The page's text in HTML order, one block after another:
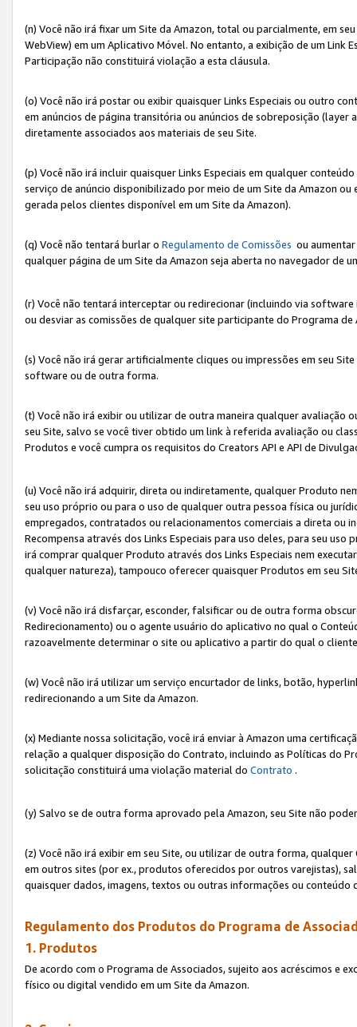
(n) Você não irá fixar um Site da Amazon, total ou parcialmente, em
WebView) em um Aplicativo Móvel. No entanto, a exibição de um Link
Participação não constituirá violação a esta cláusula.
(o) Você não irá postar ou exibir quaisquer Links Especiais ou outro
em anúncios de página transitória ou anúncios de sobreposição
diretamente associados aos materiais de seu Site.
(p) Você não irá incluir quaisquer Links Especiais em qualquer
serviço de anúncio disponibilizado por meio de um Site da Amazon
gerada pelos clientes disponível em um Site da Amazon).
(q) Você não tentará burlar o Regulamento de Comissões ou
qualquer página de um Site da Amazon seja aberta no navegador de
(r) Você não tentará interceptar ou redirecionar (incluindo via
ou desviar as comissões de qualquer site participante do Programa de
(s) Você não irá gerar artificialmente cliques ou impressões em seu
software ou de outra forma.
(t) Você não irá exibir ou utilizar de outra maneira qualquer avaliação
seu Site, salvo se você tiver obtido um link à referida avaliação ou
Produtos e você cumpra os requisitos do Creators API e API de
(u) Você não irá adquirir, direta ou indiretamente, qualquer Produto
seu uso próprio ou para o uso de qualquer outra pessoa física ou
empregados, contratados ou relacionamentos comerciais a direta ou
Recompensa através dos Links Especiais para uso deles, para seu
irá comprar qualquer Produto através dos Links Especiais nem
qualquer natureza), tampouco oferecer quaisquer Produtos em seu
(v) Você não irá disfarçar, esconder, falsificar ou de outra forma
Redirecionamento) ou o agente usuário do aplicativo no qual o
razoavelmente determinar o site ou aplicativo a partir do qual o
(w) Você não irá utilizar um serviço encurtador de links, botão,
redirecionando a um Site da Amazon.
(x) Mediante nossa solicitação, você irá enviar à Amazon uma
relação a qualquer disposição do Contrato, incluindo as Políticas do
solicitação constituirá uma violação material do Contrato .
(y) Salvo se de outra forma aprovado pela Amazon, seu Site não
(z) Você não irá exibir em seu Site, ou utilizar de outra forma,
em outros sites (por ex., produtos oferecidos por outros varejistas),
quaisquer dados, imagens, textos ou outras informações ou
Regulamento dos Produtos do Programa de
1. Produtos
De acordo com o Programa de Associados, sujeito aos acréscimos e
físico ou digital vendido em um Site da Amazon.